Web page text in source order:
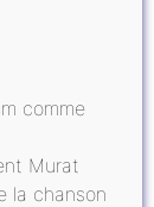
comme
Murat
la chanson